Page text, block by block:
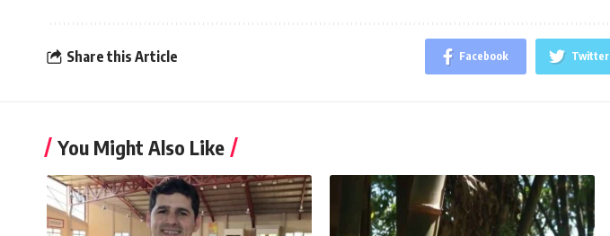
Share this Article Facebook Twitter
You Might Also Like